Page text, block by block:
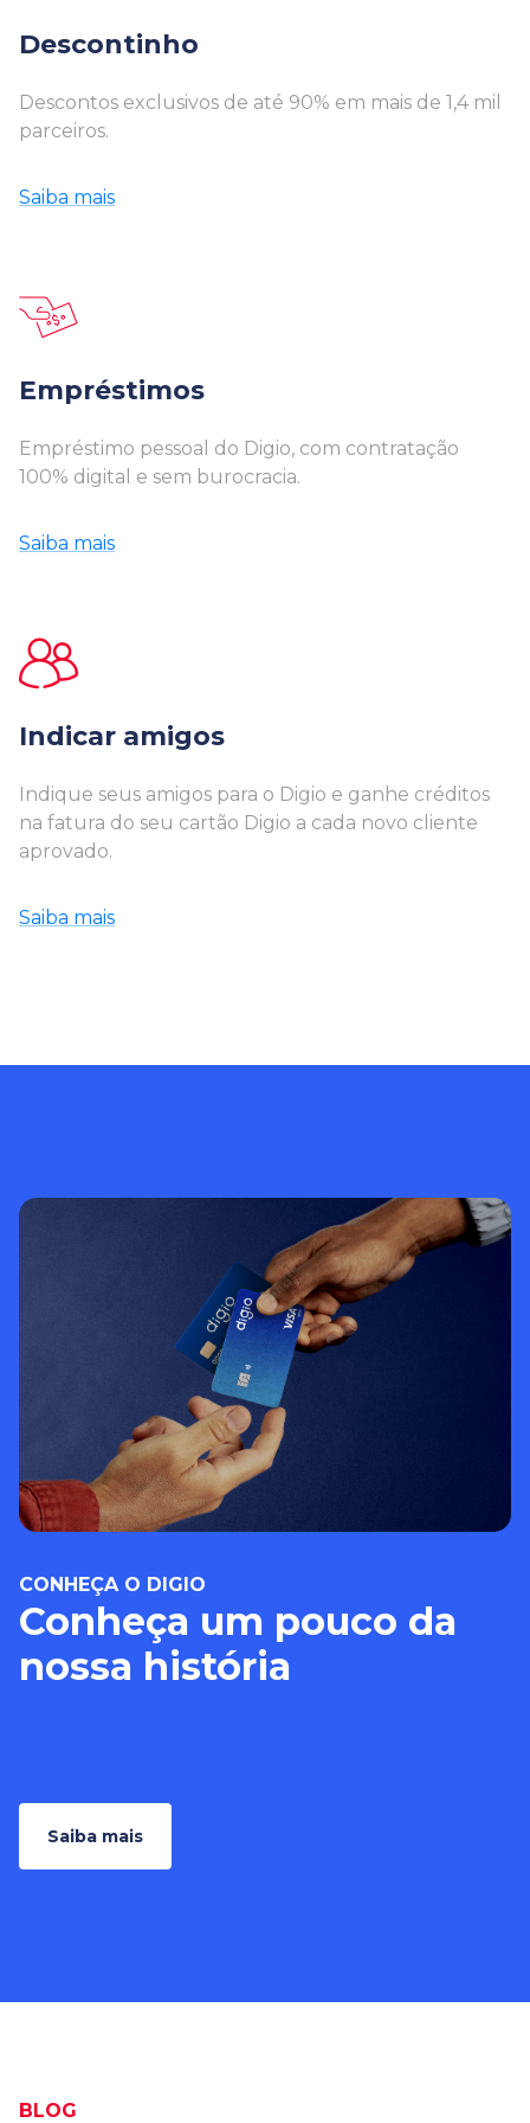
Descontinho
Descontos exclusivos de até 90% em mais de 1,4 mil
parceiros.
Saiba mais
Empréstimos
Empréstimo pessoal do Digio, com contratação
100% digital e sem burocracia.
Saiba mais
Indicar amigos
Indique seus amigos para o Digio e ganhe créditos
na fatura do seu cartão Digio a cada novo cliente
aprovado.
Saiba mais
CONHEÇA O DIGIO
Conheça um pouco da
nossa história
Saiba mais
BLOG